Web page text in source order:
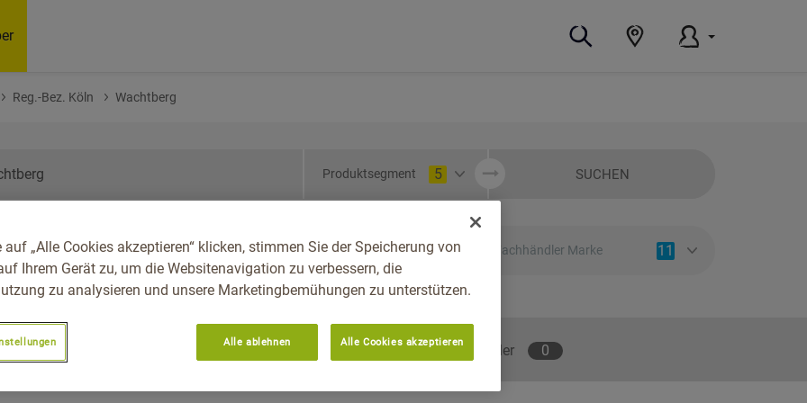
Reg.-Bez. Köln Wachtberg
Produktsegment 5 SUCHEN
Westfalen, Reg.-
Fachhändler Marke 11
Empfohlene Fachhändler 0
auf „Alle Cookies akzeptieren“ klicken, stimmen Sie der Speicherung von
Ihrem Gerät zu, um die Websitenavigation zu verbessern, die
zu analysieren und unsere Marketingbemühungen zu unterstützen.
Alle ablehnen Alle Cookies akzeptieren